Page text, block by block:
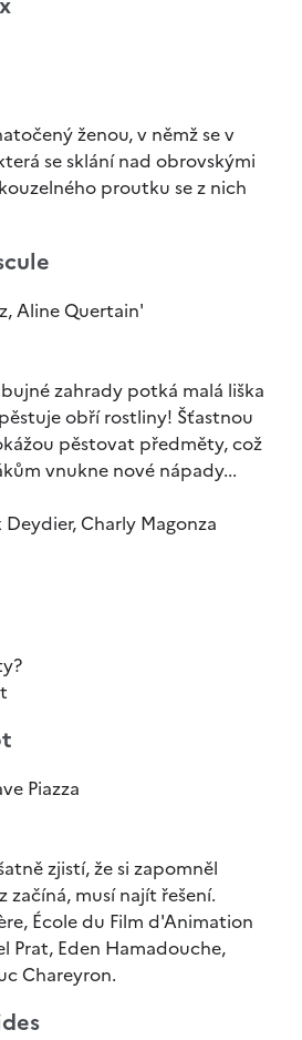
ženou, v němž se v
se sklání nad obrovskými
proutku se z nich
Aline Quertain'
zahrady potká malá liška
obří rostliny! Šťastnou
pěstovat předměty, což
vnukne nové nápady...
Charly Magonza
Piazza
zjistí, že si zapomněl
začíná, musí najít řešení.
École du Film d'Animation
Prat, Eden Hamadouche,
Chareyron.